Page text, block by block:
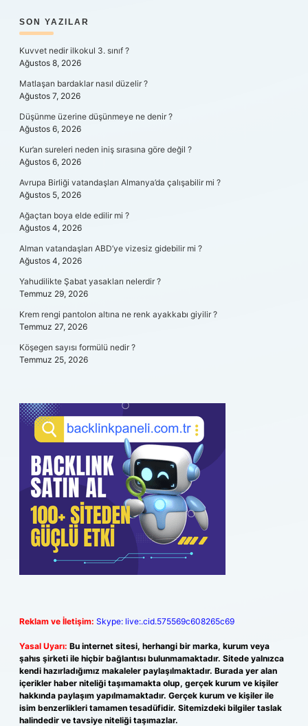
SIDEBAR
SON YAZILAR
Kuvvet nedir ilkokul 3. sınıf ?
Ağustos 8, 2026
Matlaşan bardaklar nasıl düzelir ?
Ağustos 7, 2026
Düşünme üzerine düşünmeye ne denir ?
Ağustos 6, 2026
Kur’an sureleri neden iniş sırasına göre değil ?
Ağustos 6, 2026
Avrupa Birliği vatandaşları Almanya’da çalışabilir mi ?
Ağustos 5, 2026
Ağaçtan boya elde edilir mi ?
Ağustos 4, 2026
Alman vatandaşları ABD’ye vizesiz gidebilir mi ?
Ağustos 4, 2026
Yahudilikte Şabat yasakları nelerdir ?
Temmuz 29, 2026
Krem rengi pantolon altına ne renk ayakkabı giyilir ?
Temmuz 27, 2026
Köşegen sayısı formülü nedir ?
Temmuz 25, 2026
Reklam ve İletişim: Skype: live:.cid.575569c608265c69
Yasal Uyarı: Bu internet sitesi, herhangi bir marka, kurum veya
şahıs şirketi ile hiçbir bağlantısı bulunmamaktadır. Sitede yalnızca
kendi hazırladığımız makaleler paylaşılmaktadır. Burada yer alan
içerikler haber niteliği taşımamakta olup, gerçek kurum ve kişiler
hakkında paylaşım yapılmamaktadır. Gerçek kurum ve kişiler ile
isim benzerlikleri tamamen tesadüfidir. Sitemizdeki bilgiler taslak
halindedir ve tavsiye niteliği taşımazlar.